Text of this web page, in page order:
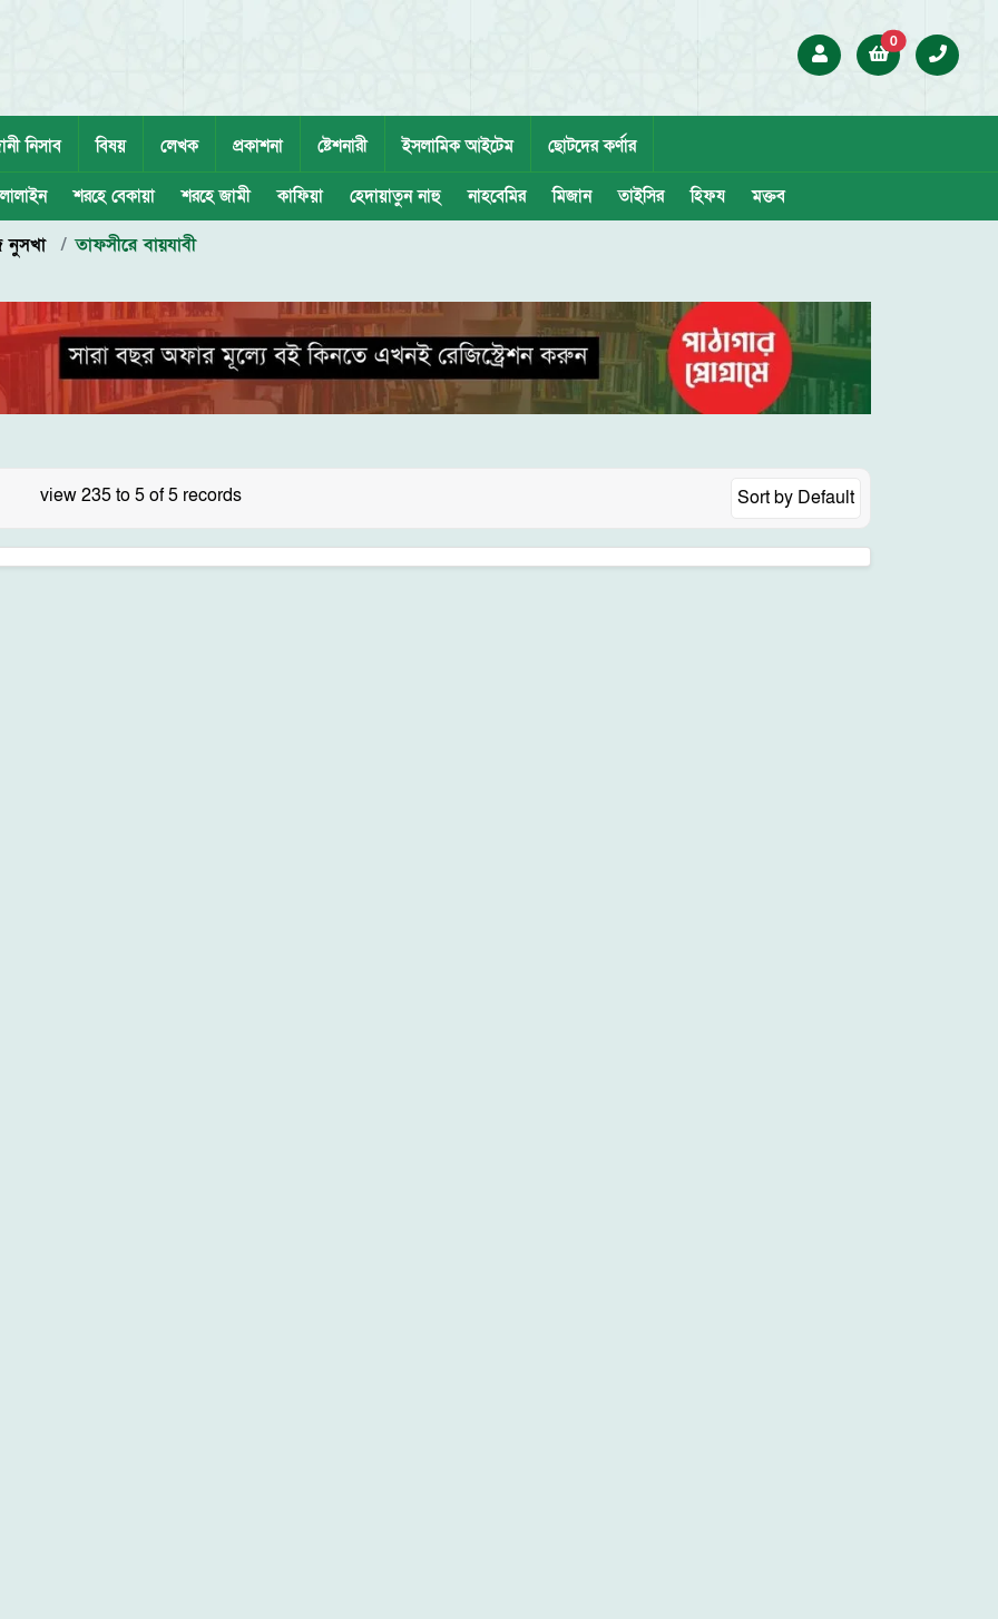
0
নিসাব বিষয় লেখক প্রকাশনা ষ্টেশনারী ইসলামিক আইটেম ছোটদের কর্ণার
শরহে বেকায়া শরহে জামী কাফিয়া হেদায়াতুন নাহু নাহবেমির মিজান তাইসির হিফয মক্তব
নুসখা তাফসীরে বায়যাবী
view 235 to 5 of 5 records Sort by Default